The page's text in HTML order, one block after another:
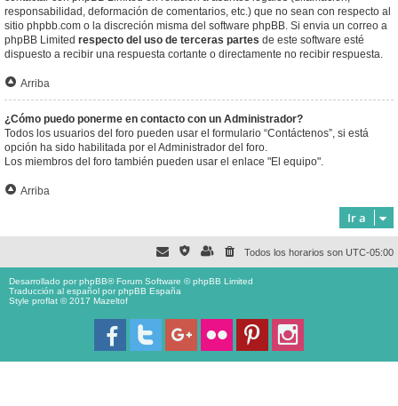
responsabilidad, deformación de comentarios, etc.) que no sean con respecto al
sitio phpbb.com o la discreción misma del software phpBB. Si envia un correo a
phpBB Limited respecto del uso de terceras partes de este software esté
dispuesto a recibir una respuesta cortante o directamente no recibir respuesta.
Arriba
¿Cómo puedo ponerme en contacto con un Administrador?
Todos los usuarios del foro pueden usar el formulario “Contáctenos”, si está
opción ha sido habilitada por el Administrador del foro.
Los miembros del foro también pueden usar el enlace "El equipo".
Arriba
Ir a
Todos los horarios son UTC-05:00
Desarrollado porphpBB® Forum Software © phpBB Limited
Traducción al español porphpBB España
Style proflat © 2017 Mazeltof